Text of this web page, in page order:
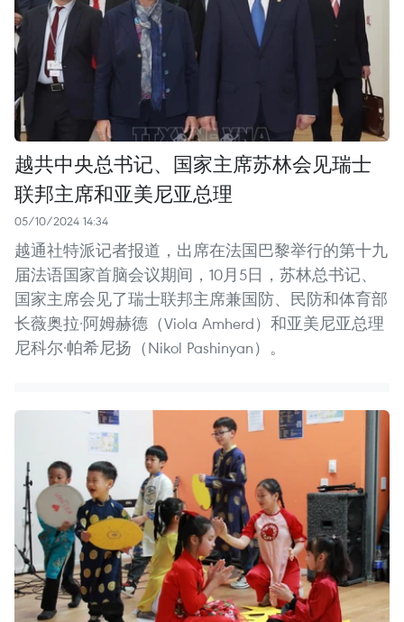
越共中央总书记、国家主席苏林会见瑞士
联邦主席和亚美尼亚总理
05/10/2024 14:34
越通社特派记者报道，出席在法国巴黎举行的第十九
届法语国家首脑会议期间，10月5日，苏林总书记、
国家主席会见了瑞士联邦主席兼国防、民防和体育部
长薇奥拉·阿姆赫德（Viola Amherd）和亚美尼亚总理
尼科尔·帕希尼扬（Nikol Pashinyan）。